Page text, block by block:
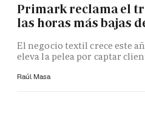
Primark reclama el
las horas más bajas
El negocio textil crece este
eleva la pelea por captar
Raúl Masa